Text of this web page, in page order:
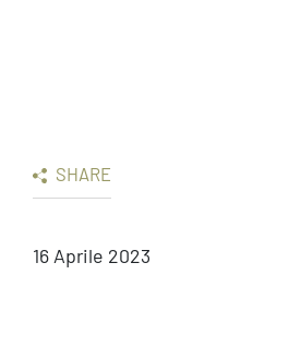
SHARE
16 Aprile 2023